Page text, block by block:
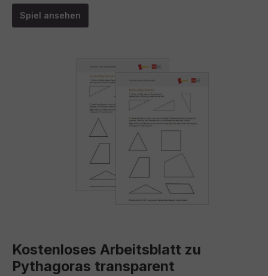
Spiel ansehen
Kostenloses Arbeitsblatt zu
Pythagoras transparent